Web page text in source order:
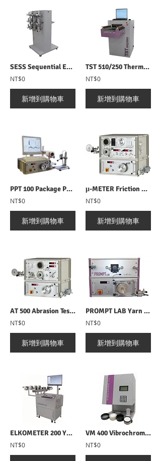
SESS Sequential End Sampling System 自動換紗器
NT$0
新增到購物車
TST 510/250 Thermal Shrinkage Tester 熱收縮檢測儀
NT$0
新增到購物車
PPT 100 Package Performance Tester 紗筒退繞張力測試儀
NT$0
新增到購物車
µ-METER Friction Measurement µ值摩擦係數測試儀
NT$0
新增到購物車
AT 500 Abrasion Tester 紗線耐磨測試儀
NT$0
新增到購物車
PROMPT LAB Yarn Defects Visualisation 紗線外觀偵測系統
NT$0
新增到購物車
ELKOMETER 200 Yarn Defects Detection 實驗室長絲監控系統
NT$0
VM 400 Vibrochrom-Colorimeter 白度儀
NT$0